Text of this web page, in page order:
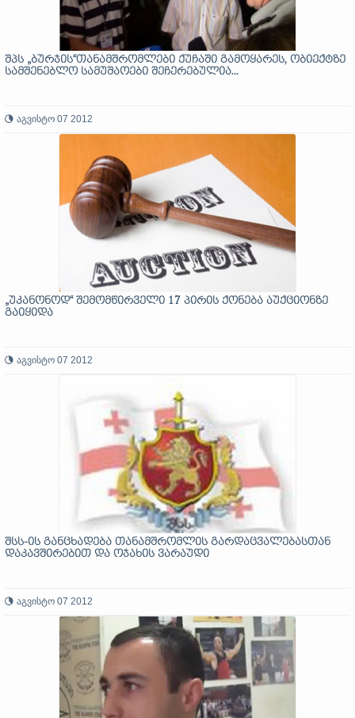
შპს „ბურჯის“თანამშრომლები ქუჩაში გამოყარეს, ობიექტზე
სამშენებლო სამუშაოები შეჩერებულია...
აგვისტო 07 2012
„უკანონოდ“ შემომწირველი 17 პირის ქონება აუქციონზე
გაიყიდა
აგვისტო 07 2012
შსს-ის განცხადება თანამშრომლის გარდაცვალებასთან
დაკავშირებით და ოჯახის ვარაუდი
აგვისტო 07 2012